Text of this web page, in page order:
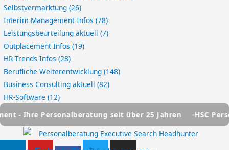
Selbstvermarktung(26)
Interim Management Infos(78)
Leistungsbeurteilung aktuell(7)
Outplacement Infos(19)
HR-Trends Infos(28)
Berufliche Weiterentwicklung(148)
Business Consulting aktuell(82)
HR-Software(12)
seit über 25 Jahren
HSC